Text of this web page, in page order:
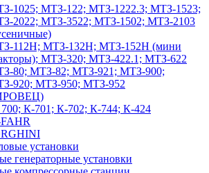
1025; МТЗ-122; МТЗ-1222.3; МТЗ-1523;
2022; МТЗ-3522; МТЗ-1502; МТЗ-2103
112Н; МТЗ-132Н; МТЗ-152Н (мини
МТЗ-320; МТЗ-422.1; МТЗ-622
80; МТЗ-82; МТЗ-921; МТЗ-900;
920; МТЗ-950; МТЗ-952
К-701; К-702; К-744; К-424
установки
генераторные установки